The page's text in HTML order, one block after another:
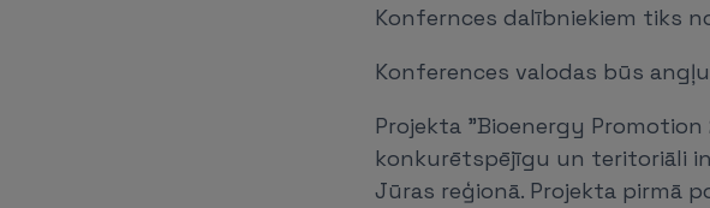
Konfernces dalībniekiem tiks
Konferences valodas būs
Projekta "Bioenergy
konkurētspējīgu un teritoriāli
Jūras reģionā. Projekta pirmā